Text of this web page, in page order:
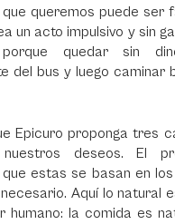
queremos puede ser
un acto impulsivo y sin
porque quedar sin
del bus y luego caminar
Epicuro proponga tres
nuestros deseos. El
estas se basan en
Aquí lo natural
humano: la comida es